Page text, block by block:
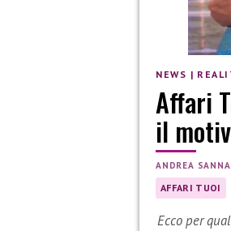
NEWS |
Affari
il
ANDREA SANNA
AFFARI TUOI
Ecco per